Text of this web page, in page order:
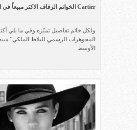
Cartier الخواتم الزفاف الاكثر مبيعاً في الشرق الاوسط
ولكل خاتم تفاصيل تميّزه وفي ما يلي
المجوهرات الرسمي للبلاط الملكي”
الأوسط